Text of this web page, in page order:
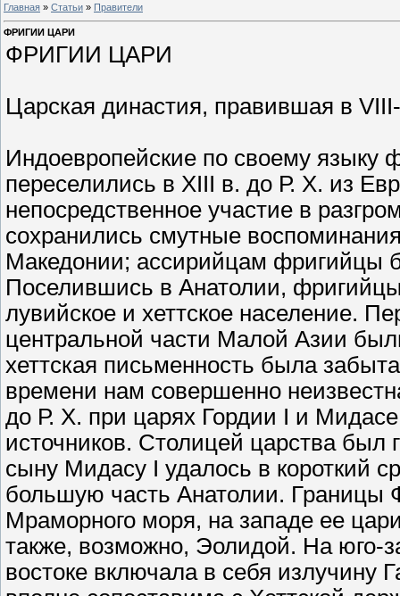
Главная » Статьи » Правители
ФРИГИИ ЦАРИ
ФРИГИИ ЦАРИ
Царская династия, правившая в
Индоевропейские по своему языку
переселились в XIII в. до Р. Х. из
непосредственное участие в
сохранились смутные
Македонии; ассирийцам фригийцы
Поселившись в Анатолии,
лувийское и хеттское население.
центральной части Малой Азии
хеттская письменность была
времени нам совершенно
до Р. Х. при царях Гордии I и
источников. Столицей царства был
сыну Мидасу I удалось в короткий
большую часть Анатолии. Границы
Мраморного моря, на западе ее
также, возможно, Эолидой. На юго-
востоке включала в себя излучину